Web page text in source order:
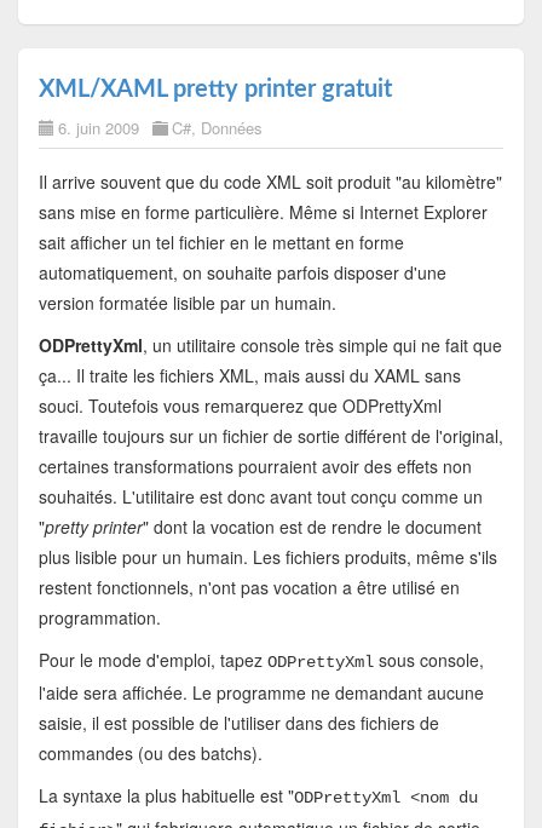
XML/XAML pretty printer gratuit
6. juin 2009 C#, Données
Il arrive souvent que du code XML soit produit "au kilomètre"
sans mise en forme particulière. Même si Internet Explorer
sait afficher un tel fichier en le mettant en forme
automatiquement, on souhaite parfois disposer d'une
version formatée lisible par un humain.
ODPrettyXml, un utilitaire console très simple qui ne fait que
ça... Il traite les fichiers XML, mais aussi du XAML sans
souci. Toutefois vous remarquerez que ODPrettyXml
travaille toujours sur un fichier de sortie différent de l'original,
certaines transformations pourraient avoir des effets non
souhaités. L'utilitaire est donc avant tout conçu comme un
"pretty printer" dont la vocation est de rendre le document
plus lisible pour un humain. Les fichiers produits, même s'ils
restent fonctionnels, n'ont pas vocation a être utilisé en
programmation.
Pour le mode d'emploi, tapez ODPrettyXml sous console,
l'aide sera affichée. Le programme ne demandant aucune
saisie, il est possible de l'utiliser dans des fichiers de
commandes (ou des batchs).
La syntaxe la plus habituelle est "ODPrettyXml <nom du